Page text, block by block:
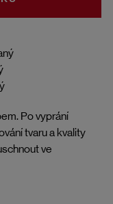
Po vyprání
tvaru a kvality
ve